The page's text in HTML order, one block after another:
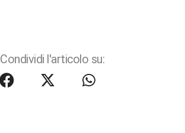
Condividi l'articolo su: